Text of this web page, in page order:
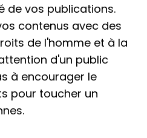
de vos publications.
contenus avec des
de l'homme et à la
d'un public
à encourager le
pour toucher un